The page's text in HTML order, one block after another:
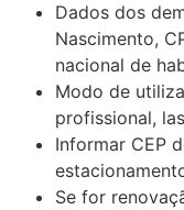
Dados dos
Nascimento,
nacional de
Modo de
profissional,
Informar CEP
Se for